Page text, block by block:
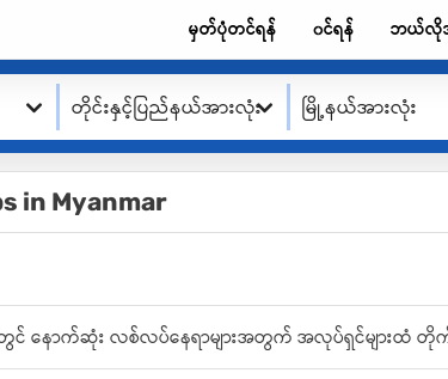
မှတ်ပုံတင်ရန် ၀င်ရန် ဘယ်လို
တိုင်းနှင့်ပြည်နယ်အားလုံး မြို့နယ်အားလုံး
in Myanmar
င် နောက်ဆုံး လစ်လပ်နေရာများအတွက် အလုပ်ရှင်များထံ တို